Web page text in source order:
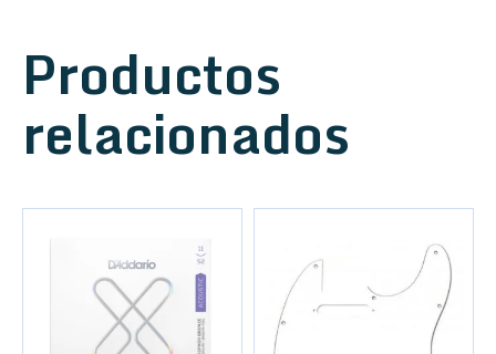
Productos
relacionados